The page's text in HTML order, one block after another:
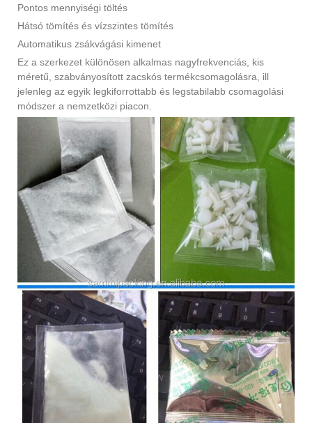
Pontos mennyiségi töltés
Hátsó tömítés és vízszintes tömítés
Automatikus zsákvágási kimenet
Ez a szerkezet különösen alkalmas nagyfrekvenciás, kis
méretű, szabványosított zacskós termékcsomagolásra, ill
jelenleg az egyik legkiforrottabb és legstabilabb csomagolási
módszer a nemzetközi piacon.